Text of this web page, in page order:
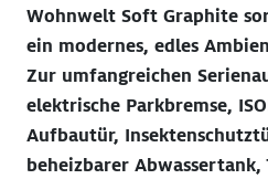
Wohnwelt Soft Graphite
ein modernes, edles
Zur umfangreichen
elektrische Parkbremse,
Aufbautür,
beheizbarer Abwassertank,